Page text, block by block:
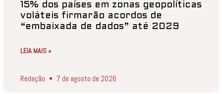
15% dos países em zonas geopolíticas
voláteis firmarão acordos de
“embaixada de dados” até 2029
LEIA MAIS »
Redação 7 de agosto de 2026